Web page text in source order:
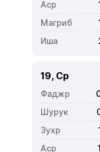
19, Ср